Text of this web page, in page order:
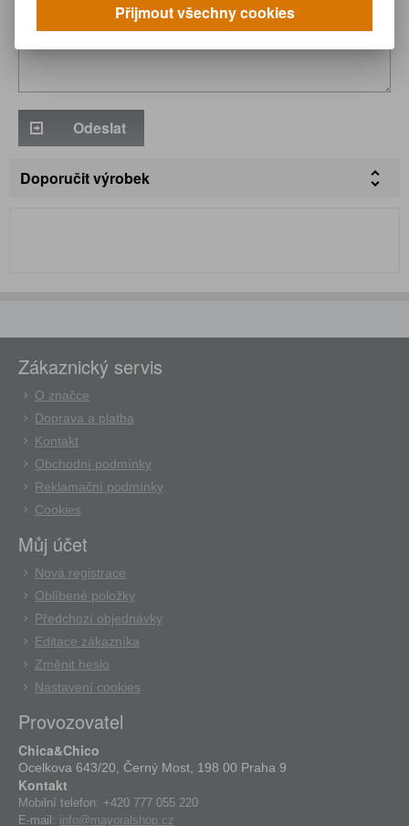
Odeslat
Doporučit výrobek
Zákaznický servis
O značce
Doprava a platba
Kontakt
Obchodní podmínky
Reklamační podmínky
Cookies
Můj účet
Nová registrace
Oblíbené položky
Předchozí objednávky
Editace zákazníka
Změnit heslo
Nastavení cookies
Provozovatel
Chica&Chico
Ocelkova 643/20, Černý Most, 198 00 Praha 9
Kontakt
Mobilní telefon: +420 777 055 220
E-mail: info@mayoralshop.cz
Přijmout všechny cookies